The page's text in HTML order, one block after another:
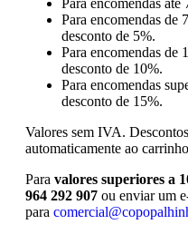
Para encomendas até
Para encomendas de
desconto de 5%.
Para encomendas de
desconto de 10%.
Para encomendas
desconto de 15%.
Valores sem IVA.
automaticamente ao
Para valores superiores a
964 292 907 ou enviar um
para